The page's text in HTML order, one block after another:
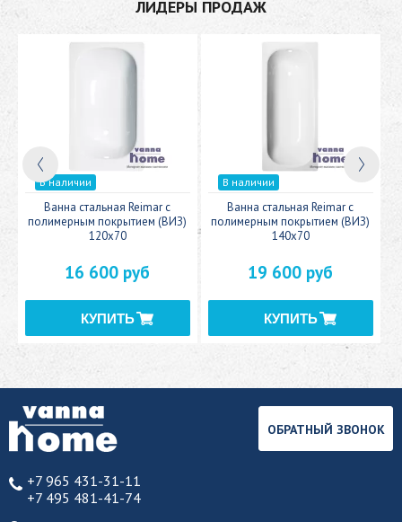
ЛИДЕРЫ ПРОДАЖ
В наличии
Ванна стальная Reimar с
полимерным покрытием (ВИЗ)
120x70
16 600 руб
В наличии
Ванна стальная Reimar с
полимерным покрытием (ВИЗ)
140x70
19 600 руб
+7 965 431-31-11
+7 495 481-41-74
ОБРАТНЫЙ ЗВОНОК